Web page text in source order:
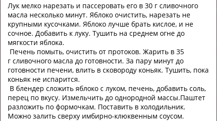
Лук мелко нарезать и пассеровать его в 30 г сливочного
масла несколько минут. Яблоко очистить, нарезать не
крупными кусочками. Яблоко лучше брать кислое, и не
сочное. Добавить к луку. Тушить на среднем огне до
мягкости яблока.
Печень помыть, очистить от протоков. Жарить в 35
г сливочного масла до готовности. За пару минут до
готовности печени, влить в сковороду коньяк. Тушить, пока
коньяк не испарится.
В блендер сложить яблоко с луком, печень, добавить соль,
перец по вкусу. Измельчить до однородной массы.Паштет
разложить по формочкам. Поставить в холодильник.
Можно залить сверху имбирно-клюквенным соусом.